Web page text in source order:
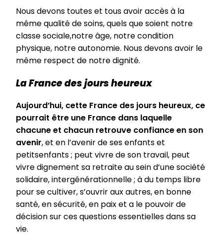
Nous devons toutes et tous avoir accès à la
même qualité de soins, quels que soient notre
classe sociale,notre âge, notre condition
physique, notre autonomie. Nous devons avoir le
même respect de notre dignité.
La France des jours heureux
Aujourd’hui, cette France des jours heureux, ce
pourrait être une France dans laquelle
chacune et chacun retrouve confiance en son
avenir, et en l’avenir de ses enfants et
petitsenfants ; peut vivre de son travail, peut
vivre dignement sa retraite au sein d’une société
solidaire, intergénérationnelle ; à du temps libre
pour se cultiver, s’ouvrir aux autres, en bonne
santé, en sécurité, en paix et a le pouvoir de
décision sur ces questions essentielles dans sa
vie.